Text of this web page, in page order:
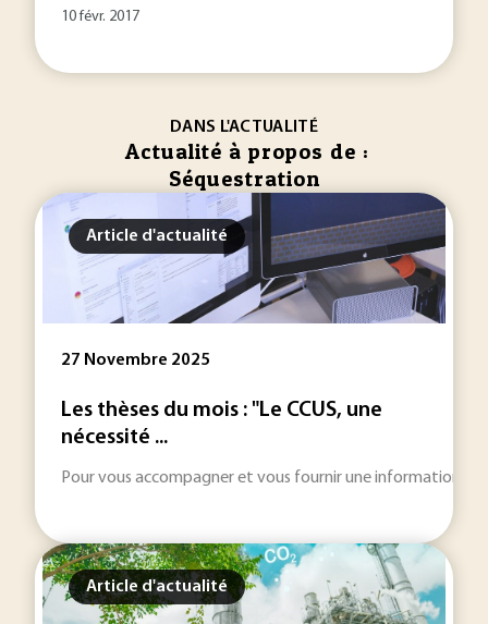
10 févr. 2017
DANS L'ACTUALITÉ
Actualité à propos de :
Séquestration
Article d'actualité
27 Novembre 2025
Les thèses du mois : "Le CCUS, une
nécessité ...
Pour vous accompagner et vous fournir une information
Article d'actualité